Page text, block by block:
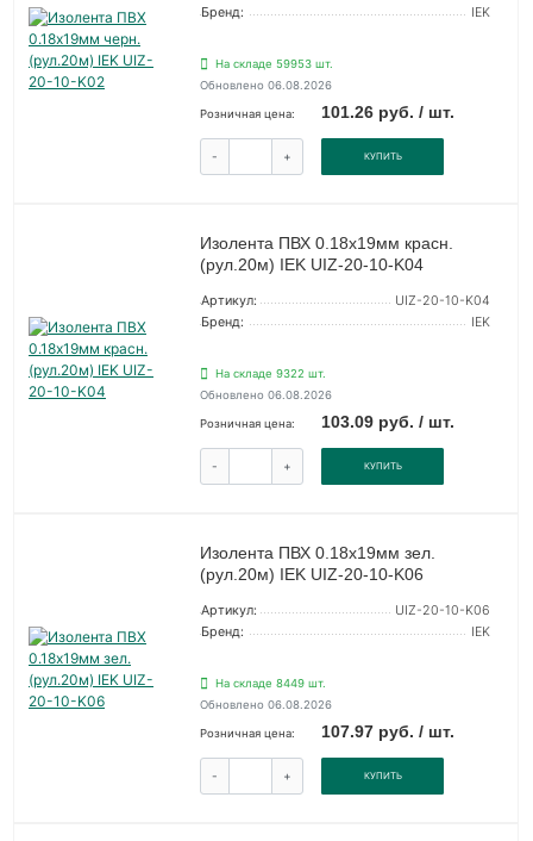
Бренд:
IEK
На складе 59953 шт.
Обновлено 06.08.2026
Розничная цена: 101.26 руб. / шт.
- + КУПИТЬ
Изолента ПВХ 0.18х19мм красн.
(рул.20м) IEK UIZ-20-10-K04
Артикул:
UIZ-20-10-K04
Бренд:
IEK
На складе 9322 шт.
Обновлено 06.08.2026
Розничная цена: 103.09 руб. / шт.
- + КУПИТЬ
Изолента ПВХ 0.18х19мм зел.
(рул.20м) IEK UIZ-20-10-K06
Артикул:
UIZ-20-10-K06
Бренд:
IEK
На складе 8449 шт.
Обновлено 06.08.2026
Розничная цена: 107.97 руб. / шт.
- + КУПИТЬ